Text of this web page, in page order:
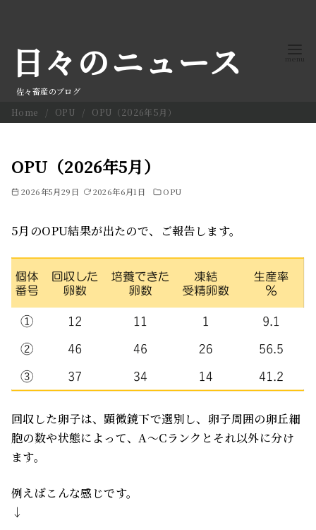
移
日々のニュース
佐々畜産のブログ
Home OPU OPU（2026年5月）
OPU（2026年5月）
2026年5月29日 2026年6月1日 OPU
5月のOPU結果が出たので、ご報告します。
回収した卵子は、顕微鏡下で選別し、卵子周囲の卵丘細
胞の数や状態によって、A〜Cランクとそれ以外に分け
ます。
例えばこんな感じです。
↓